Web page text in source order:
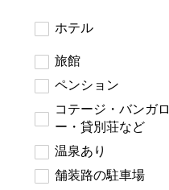
ホテル
旅館
ペンション
コテージ・バンガロ
ー・貸別荘など
温泉あり
舗装路の駐車場